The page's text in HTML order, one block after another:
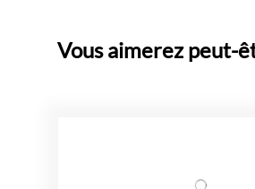
Vous aimerez peut-